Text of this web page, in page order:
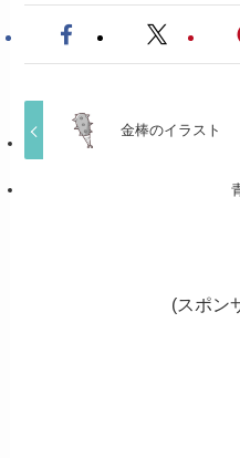
金棒のイラスト
(スポン